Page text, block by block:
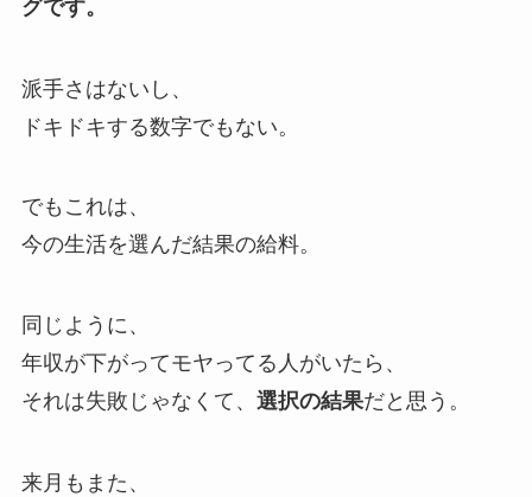
派手さはないし、
ドキドキする数字でもない。
でもこれは、
今の生活を選んだ結果の給料。
同じように、
年収が下がってモヤってる人がいたら、
それは失敗じゃなくて、 選択の結果だと思う。
来月もまた、